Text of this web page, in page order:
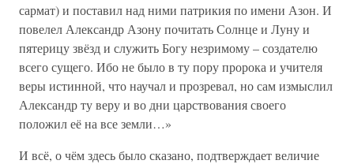
сармат) и поставил над ними патрикия по имени Азон. И
повелел Александр Азону почитать Солнце и Луну и
пятерицу звёзд и служить Богу незримому – создателю
всего сущего. Ибо не было в ту пору пророка и учителя
веры истинной, что научал и прозревал, но сам измыслил
Александр ту веру и во дни царствования своего
положил её на все земли…»
И всё, о чём здесь было сказано, подтверждает величие